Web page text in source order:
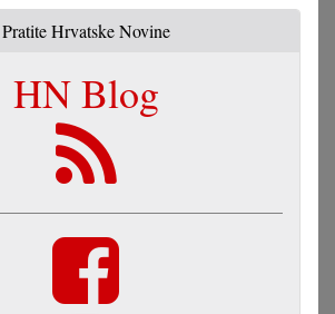
Pratite Hrvatske Novine
HN Blog